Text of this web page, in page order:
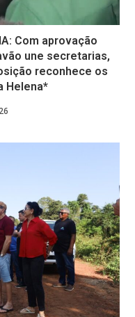
Com aprovação
une secretarias,
reconhece os
Helena*